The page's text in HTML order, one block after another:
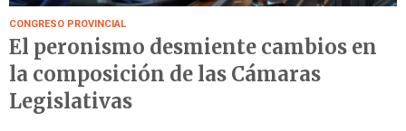
CONGRESO PROVINCIAL
El peronismo desmiente cambios en
la composición de las Cámaras
Legislativas